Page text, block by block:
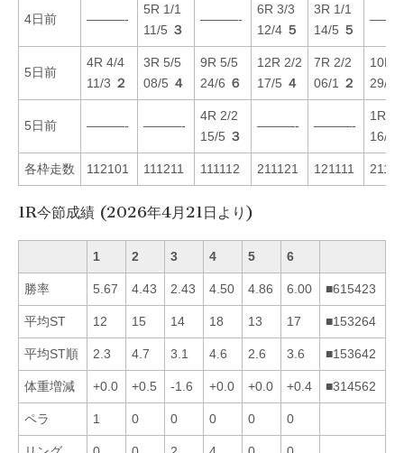
4日前 ———-
5R 1/1
11/5 ３
———-
6R 3/3
12/4 ５
3R 1/1
14/5 ５
5日前
4R 4/4
11/3 ２
3R 5/5
08/5 ４
9R 5/5
24/6 ６
12R 2/2
17/5 ４
7R 2/2
06/1
２
10R
29/5
5日前 ———- ———-
4R 2/2
15/5 ３
———- ———-
1R 2/
16/2
各枠走数 112101 111211 111112 211121 121111
1R今節成績 (2026年4月21日より)
1 2 3 4 5 6
勝率 5.67 4.43 2.43 4.50 4.86 6.00 ■615423
平均ST 12 15 14 18 13 17 ■153264
平均ST順 2.3 4.7 3.1 4.6 2.6 3.6 ■153642
体重増減 +0.0 +0.5 -1.6 +0.0 +0.0 +0.4 ■314562
ペラ 1 0 0 0 0 0